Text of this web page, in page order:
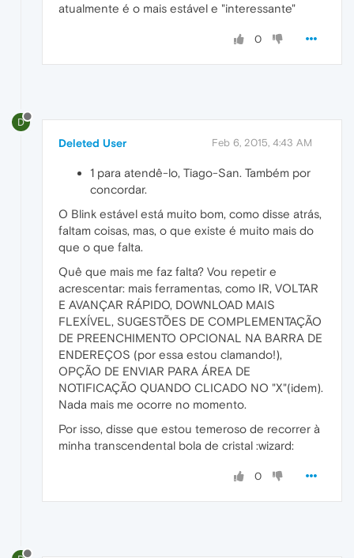
atualmente é o mais estável e "interessante"
0
D
Deleted User Feb 6, 2015, 4:43 AM
1 para atendê-lo, Tiago-San. Também por
concordar.
O Blink estável está muito bom, como disse atrás,
faltam coisas, mas, o que existe é muito mais do
que o que falta.
Quê que mais me faz falta? Vou repetir e
acrescentar: mais ferramentas, como IR, VOLTAR
E AVANÇAR RÁPIDO, DOWNLOAD MAIS
FLEXÍVEL, SUGESTÕES DE COMPLEMENTAÇÃO
DE PREENCHIMENTO OPCIONAL NA BARRA DE
ENDEREÇOS (por essa estou clamando!),
OPÇÃO DE ENVIAR PARA ÁREA DE
NOTIFICAÇÃO QUANDO CLICADO NO "X"(idem).
Nada mais me ocorre no momento.
Por isso, disse que estou temeroso de recorrer à
minha transcendental bola de cristal :wizard:
0